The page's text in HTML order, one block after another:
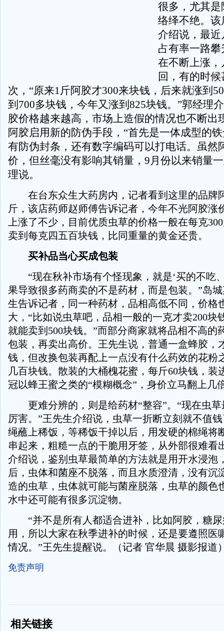
很多，尤其
络绎不绝。
介绍说，最
占有率一路
在不断上涨
回，有的时
次，“原来1斤阿胶才300来块钱，后来就涨到
到700多块钱，今年又涨到825块钱。”郭经理
胶价格越来越高，市场上造假的情况也不断出
阿胶启用新的防伪手段，“首先是一体成型的
有防伪封条，还有数字编码可以打电话。虽然
价，但丝毫没有影响其销量，9月份以来销量
理说。
在台东众生大药房内，记者看到这里的品牌
斤，该店药师赵师傅告诉记者，今年不光阿胶涨
上涨了不少，目前优质虫草的价格一般在每克
卖到每克四五百块钱，比同重量的黄金还贵。
买补品当心买成包装
“现在秋补市场有个怪现象，就是‘买的不吃
果导致很多药商卖的不是药材，而是包装。”岛
生告诉记者，同一种药材，品相高低不同，价格
大，“比如说虫草吧，品相一般的一克才卖200块
就能卖到500块钱。”而部分商家就将品相不高的
包装，再卖出高价。王先生说，普通一盒蜂胶，
钱，但改换包装再配上一点没有什么药效的花粉
几百块钱。散装的大桶槐花蜜，每斤60块钱，装
冠以蜂王蜜之类的“模糊概念”，身价立马翻上几
更难分辨的，则是给药材“整容”。“现在虫草
厉害。”王先生介绍说，虫草一折断立刻就不值
绳蘸上稀饭，等稀饭干掉以后，用发硬的棉绳将
串起来，粗糙一点的干脆用牙签，从外部很难看
介绍说，鉴别虫草最简单的方法就是用开水浸泡
后，虫体和菌座不脱落，而且水质澄清，没有沉
造的虫草，虫体就可能与菌座脱落，虫草的颜色
水中还可能有很多沉淀物。
“并不是所有人都适合进补，比如阿胶，糖尿
用，所以大家在秋季进补的时候，还是要遵照医
情况。”王先生提醒说。（记者 官华晨 摄影报道
免责声明
-
相关链接